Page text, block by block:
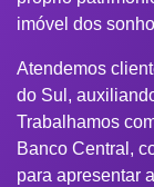
imóvel dos
Atendemos
do Sul,
Trabalhamos
Banco Central,
para apresentar